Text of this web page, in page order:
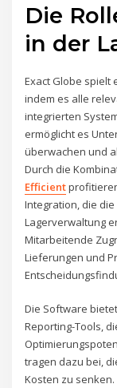
Die
in der
Exact Globe spielt
indem es alle
integrierten
ermöglicht es
überwachen und
Durch die
Efficient
Integration, die
Lagerverwaltung
Mitarbeitende
Lieferungen und
Die Software
Reporting-Tools,
tragen dazu bei,
Kosten zu senken.